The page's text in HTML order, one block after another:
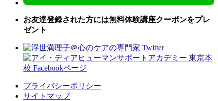
お友達登録された方には無料体験講座クーポンをプレ
ゼント
プライバシーポリシー
サイトマップ